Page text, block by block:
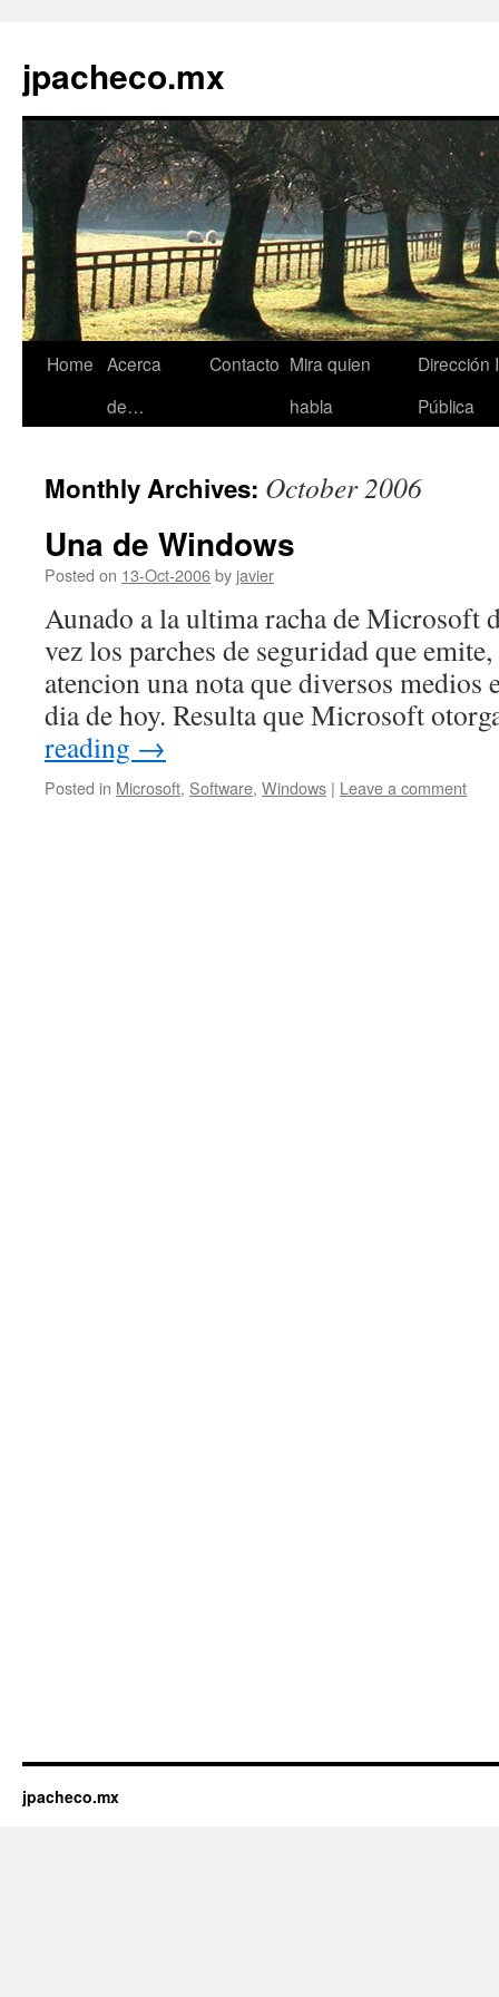
jpacheco.mx
Skip
Home Acerca
de…
Contacto Mira quien
habla
Dirección
Pública
Monthly Archives: October 2006
Una de Windows
Posted on 13-Oct-2006by javier
Aunado a la ultima racha de Microsoft
vez los parches de seguridad que
atencion una nota que diversos medios
dia de hoy. Resulta que Microsoft
reading →
Posted in Microsoft, Software, Windows | Leave a comment
jpacheco.mx